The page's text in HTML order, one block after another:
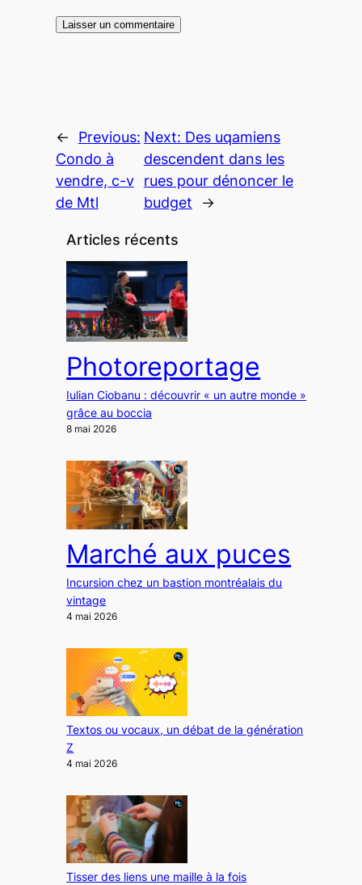
←
Previous:
Condo à
vendre, c-v
de Mtl
Next: Des uqamiens
descendent dans les
rues pour dénoncer le
budget
→
Articles récents
Photoreportage
Iulian Ciobanu : découvrir « un autre monde »
grâce au boccia
8 mai 2026
Marché aux puces
Incursion chez un bastion montréalais du
vintage
4 mai 2026
Textos ou vocaux, un débat de la génération
Z
4 mai 2026
Tisser des liens une maille à la fois